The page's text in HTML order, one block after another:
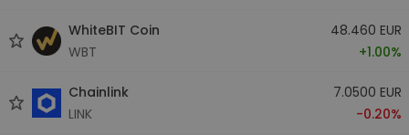
WhiteBIT Coin
WBT
48.460 EUR
+1.00%
Chainlink
LINK
7.0500 EUR
-0.20%